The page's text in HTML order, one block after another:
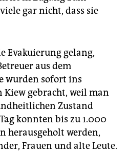
gar nicht, dass sie
Evakuierung gelang,
aus dem
wurden sofort ins
gebracht, weil man
Zustand
konnten bis zu 1.000
herausgeholt werden,
Frauen und alte Leute.